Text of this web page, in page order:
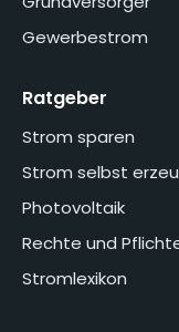
Gewerbestrom
Ratgeber
Strom sparen
Strom selbst
Photovoltaik
Rechte und
Stromlexikon